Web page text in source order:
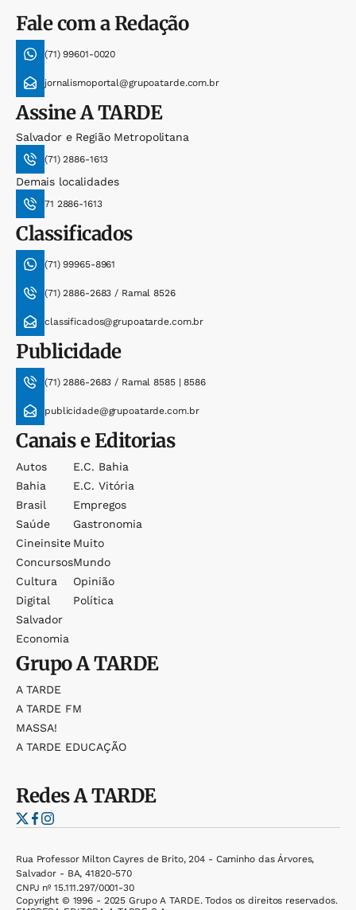
Fale com a Redação
(71) 99601-0020
jornalismoportal@grupoatarde.com.br
AssineA TARDE
Salvador e Região Metropolitana
(71) 2886-1613
Demais localidades
71 2886-1613
Classificados
(71) 99965-8961
(71) 2886-2683 / Ramal 8526
classificados@grupoatarde.com.br
Publicidade
(71) 2886-2683 / Ramal 8585 | 8586
publicidade@grupoatarde.com.br
Canais e Editorias
Autos
Bahia
Brasil
Saúde
Cineinsite
Concursos
Cultura
Digital
Salvador
Economia
E.c. Bahia
E.c. Vitória
Empregos
Gastronomia
Muito
Mundo
Opinião
Política
GrupoA TARDE
A TARDE
A TARDE FM
MASSA!
A TARDE EDUCAÇÃO
RedesA TARDE
Rua Professor Milton Cayres de Brito, 204 - Caminho das Árvores,
Salvador - BA, 41820-570
CNPJ nº 15.111.297/0001-30
Copyright © 1996 - 2025 Grupo A TARDE. Todos os direitos reservados.